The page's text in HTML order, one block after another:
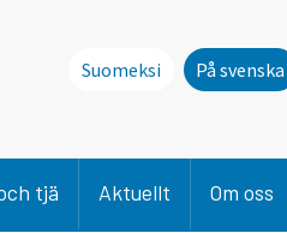
Suomeksi På svenska
tjä Aktuellt Om oss